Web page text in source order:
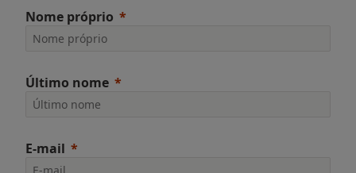
Nome próprio
Último nome
E-mail